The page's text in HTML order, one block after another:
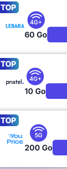
TOP
4G+
60 Go
TOP
4G+
10 Go
TOP
5G
200 Go